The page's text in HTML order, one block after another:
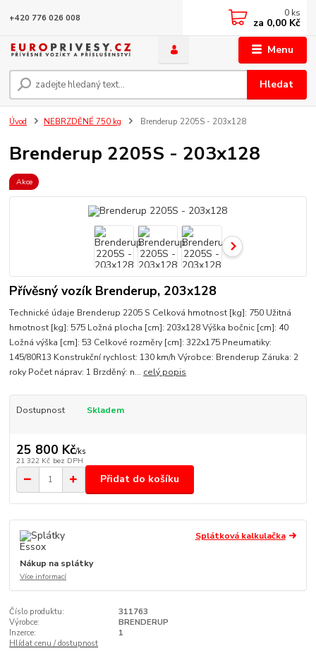
Menu
Hledat
+420 776 026 008 0 ks
za 0,00 Kč
Úvod NEBRZDĚNÉ 750 kg Brenderup 2205S - 203x128
Brenderup 2205S - 203x128
Akce
Přívěsný vozík Brenderup, 203x128
Technické údaje Brenderup 2205 S Celková hmotnost [kg]: 750 Užitná
hmotnost [kg]: 575 Ložná plocha [cm]: 203x128 Výška bočnic [cm]: 40
Ložná výška [cm]: 53 Celkové rozměry [cm]: 322x175 Pneumatiky:
145/80R13 Konstrukční rychlost: 130 km/h Výrobce: Brenderup Záruka: 2
roky Počet náprav: 1 Brzděný: n... celý popis
Dostupnost Skladem
25 800 Kč/ks
21 322 Kč bez DPH
Přidat do košíku
Splátková kalkulačka
Nákup na splátky
Více informací
Číslo produktu:
311763
Výrobce:
BRENDERUP
Inzerce:
1
Hlídat cenu / dostupnost